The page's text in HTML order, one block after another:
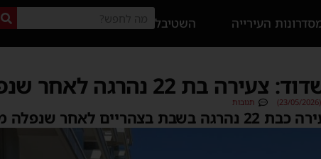
העירייה השטיבל
נהרגה לאחר שנפלה מגובה
תגובות
שנפלה מגובה בעיר.